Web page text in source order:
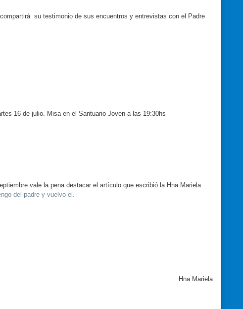
su testimonio de sus encuentros y entrevistas con el Padre
16 de julio. Misa en el Santuario Joven a las 19:30hs
vale la pena destacar el artículo que escribió la Hna Mariela
del-padre-y-vuelvo-el.
Hna Mariela